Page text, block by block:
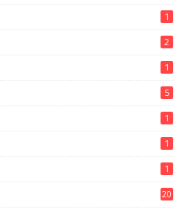
1
2
1
5
1
1
1
20